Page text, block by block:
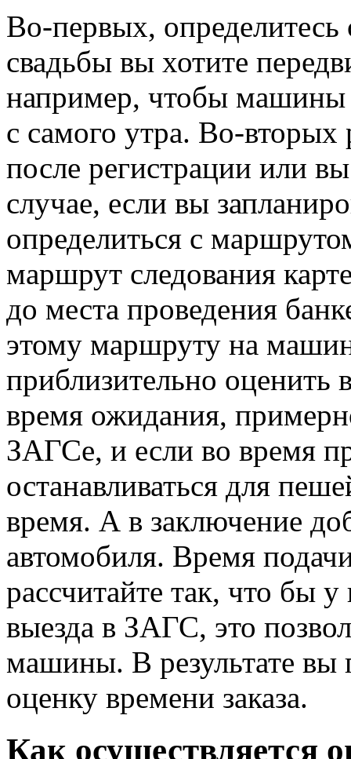
Во-первых,
свадьбы вы хотите
например, чтобы
с самого утра. Во-вторых
после регистрации или
случае, если вы
определиться с
маршрут следования
до места проведения
этому маршруту на
приблизительно оценить
время ожидания,
ЗАГСе, и если во время
останавливаться для
время. А в заключение
автомобиля. Время
рассчитайте так, что бы
выезда в ЗАГС, это
машины. В результате вы
оценку времени заказа.
Как осуществляется